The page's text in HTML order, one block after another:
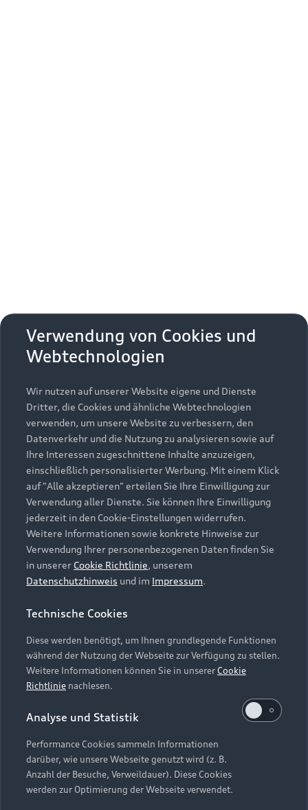
Zurück nach oben
Modelle
Alle Modelle
Modelle vergleichen
Elektromodelle
Plug-in-Hybride
Kaufen & leasen
Neuwagensuche
Gebrauchtwagensuche
Gebrauchtwagen
Finanzierung
Aktionen & Angebote
Geschäftskunden
Service & Zubehör
Saisonale Angebote
Audi Services
Garantie
Audi digital services
myAudi
Support
Kundenservice
Händlersuche
Audi Code
Online-Terminvereinbarung
Servicekontakt
Vertrag widerrufen
Über Audi
Unternehmen
Karriere
Investor Relations
Presse & Media Center
Datenschutz
Audi erleben
Newsletter
Impressum Rechtliches
Hinweisgebersystem
Datenschutzinformation
Cookie-Einstellungen
Cookie-Richtlinie
Barrierefreiheit
Hinweis: Die aktuelle Darstellung und Anordnung der
Embleme am Fahrzeug bei allen Abbildungen auf dieser
Webseite kann abweichen.
Verwendung von Cookies und
Webtechnologien
Wir nutzen auf unserer Website eigene und Dienste
Dritter, die Cookies und ähnliche Webtechnologien
verwenden, um unsere Website zu verbessern, den
Datenverkehr und die Nutzung zu analysieren sowie auf
Ihre Interessen zugeschnittene Inhalte anzuzeigen,
einschließlich personalisierter Werbung. Mit einem Klick
auf "Alle akzeptieren" erteilen Sie Ihre Einwilligung zur
Verwendung aller Dienste. Sie können Ihre Einwilligung
jederzeit in den Cookie-Einstellungen widerrufen.
Weitere Informationen sowie konkrete Hinweise zur
Verwendung Ihrer personenbezogenen Daten finden Sie
in unserer Cookie Richtlinie, unserem
Datenschutzhinweis und im Impressum.
Technische Cookies
Diese werden benötigt, um Ihnen grundlegende Funktionen
während der Nutzung der Webseite zur Verfügung zu stellen.
Weitere Informationen können Sie in unsererCookie
Richtlinie nachlesen.
Analyse und Statistik
Performance Cookies sammeln Informationen
darüber, wie unsere Webseite genutzt wird (z. B.
Anzahl der Besuche, Verweildauer). Diese Cookies
werden zur Optimierung der Webseite verwendet.